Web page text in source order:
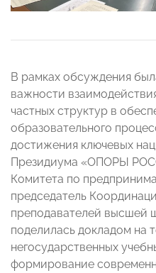
В рамках обсуждения
важности
частных структур в
образовательного
достижения ключевых
Президиума «ОПОРЫ
Комитета по
председатель
преподавателей высшей
поделилась докладом на
негосударственных
формирование